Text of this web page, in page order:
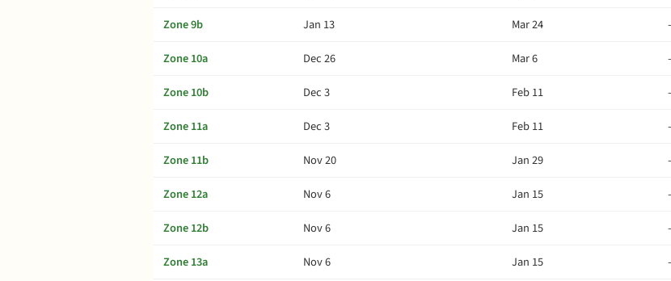
Zone 9b
Jan 13 Mar 24
Zone 10a
Dec 26 Mar 6
Zone 10b
Dec 3 Feb 11
Zone 11a
Dec 3 Feb 11
Zone 11b
Nov 20 Jan 29
Zone 12a
Nov 6 Jan 15
Zone 12b
Nov 6 Jan 15
Zone 13a
Nov 6 Jan 15